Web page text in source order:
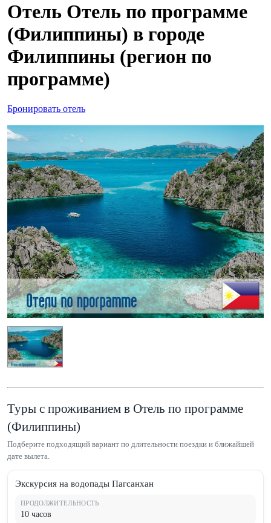
Отель Отель по программе
(Филиппины) в городе
Филиппины (регион по
программе)
Бронировать отель
Туры с проживанием в Отель по программе
(Филиппины)
Подберите подходящий вариант по длительности поездки и ближайшей
дате вылета.
Экскурсия на водопады Пагсанхан
ПРОДОЛЖИТЕЛЬНОСТЬ
10 часов